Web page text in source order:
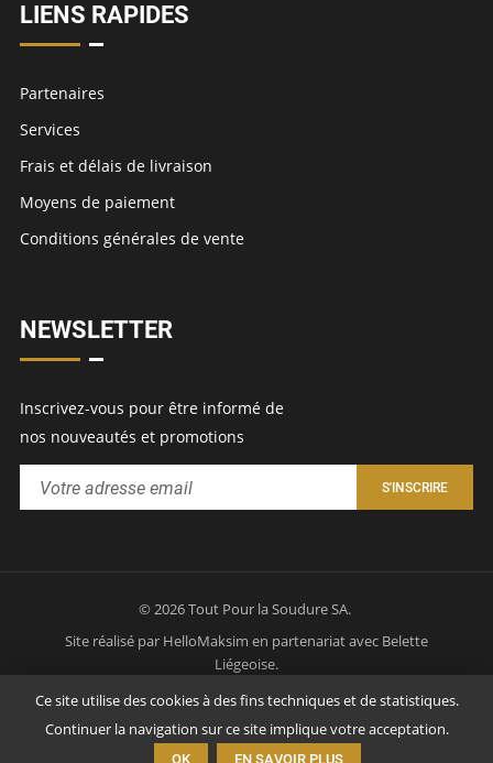
LIENS RAPIDES
Partenaires
Services
Frais et délais de livraison
Moyens de paiement
Conditions générales de vente
NEWSLETTER
Inscrivez-vous pour être informé de
nos nouveautés et promotions
© 2026 Tout Pour la Soudure SA.
Site réalisé par HelloMaksim en partenariat avec Belette
Liégeoise.
Politique de confidentialité
Mentions légales
Ce site utilise des cookies à des fins techniques et de statistiques.
Continuer la navigation sur ce site implique votre acceptation.
OK EN SAVOIR PLUS